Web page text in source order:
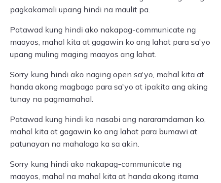
pagkakamali upang hindi na maulit pa.
Patawad kung hindi ako nakapag-communicate ng
maayos, mahal kita at gagawin ko ang lahat para sa'yo
upang muling maging maayos ang lahat.
Sorry kung hindi ako naging open sa'yo, mahal kita at
handa akong magbago para sa'yo at ipakita ang aking
tunay na pagmamahal.
Patawad kung hindi ko nasabi ang nararamdaman ko,
mahal kita at gagawin ko ang lahat para bumawi at
patunayan na mahalaga ka sa akin.
Sorry kung hindi ako nakapag-communicate ng
maayos, mahal na mahal kita at handa akong itama